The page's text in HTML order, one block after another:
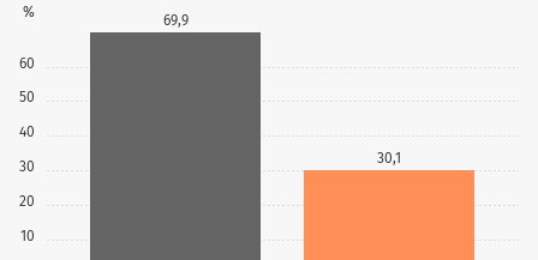
10
20
30
40
50
60
%
69,9
30,1